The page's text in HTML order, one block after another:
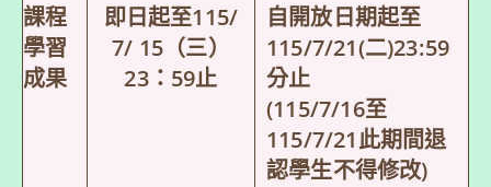
課程
學習
成果
即日起至115/
7/ 15（三）
23：59止
自開放日期起至
115/7/21(二)23:59
分止
(115/7/16至
115/7/21此期間退
認學生不得修改)